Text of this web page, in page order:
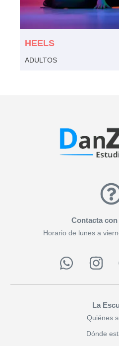
HEELS
ADULTOS
Contacta
Horario de lunes a
La
Quiénes
Dónde